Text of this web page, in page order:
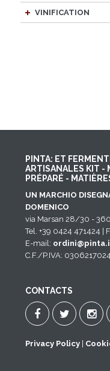
VINIFICATION
PINTA: ET
ARTISANALES KIT -
PRÉPARÉ -
UN MARCHIO
DOMENICO
via Marsan 28/30 -
Tel. +39 0424 471424 |
E-mail:
C.F./P.IVA:
CONTACTS
Privacy Policy